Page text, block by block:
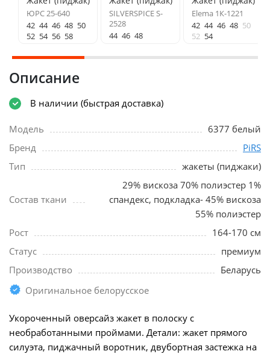
ЮРС 25-640
42 44 46 48 50
52 54 56 58
SILVERSPICE S-
2528
44 46 48
Elema 1К-1221
42 44 46 48 50
52 54
Описание
В наличии (быстрая доставка)
Модель
6377 белый
Бренд
PiRS
Тип
жакеты (пиджаки)
Состав ткани
29% вискоза 70% полиэстер 1%
спандекс, подкладка- 45% вискоза
55% полиэстер
Рост
164-170 см
Статус
премиум
Производство
Беларусь
Оригинальное белорусское
Укороченный оверсайз жакет в полоску с
необработанными проймами. Детали: жакет прямого
силуэта, пиджачный воротник, двубортная застежка на